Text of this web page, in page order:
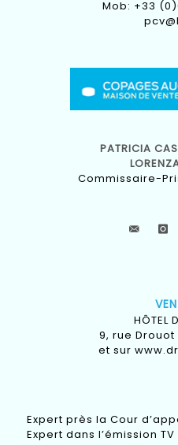
Mob: +33
PATRICIA
Commissaire-
HÔTEL
9, rue Drouot
et sur
Expert près la Cour
Expert dans l’émission